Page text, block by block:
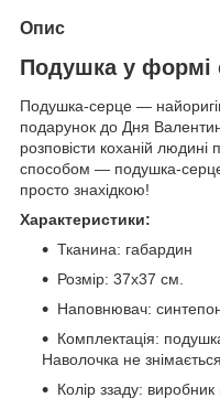
Опис
Подушка у формі
Подушка-серце —
подарунок до Дня
розповісти коханій
способом — подушка-
просто знахідкою!
Характеристики:
Тканина: габардин
Розмір: 37х37 см.
Наповнювач:
Комплектація:
Наволочка не
Колір ззаду: